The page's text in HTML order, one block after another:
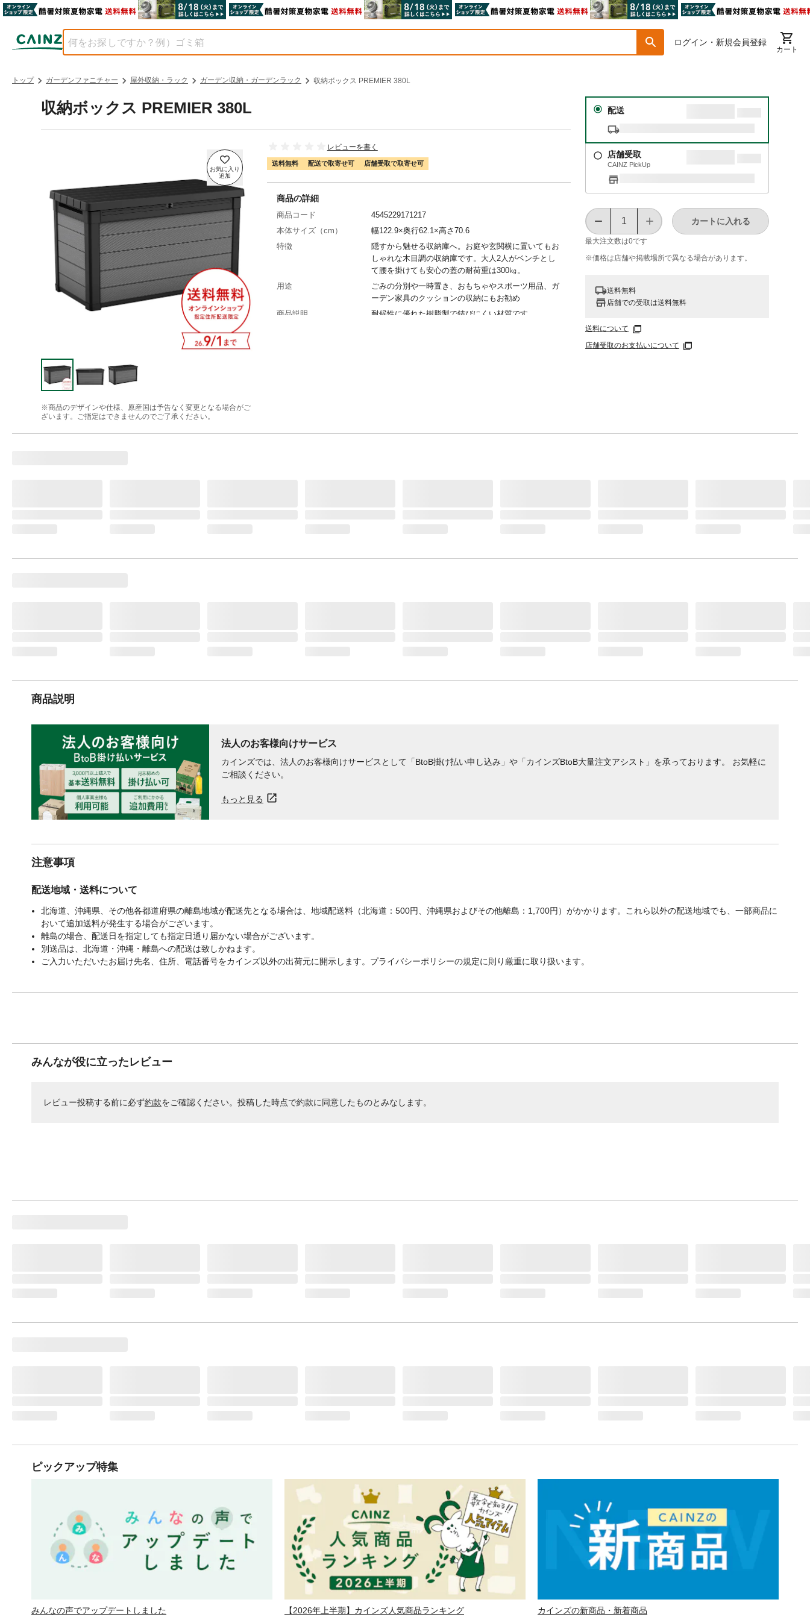
ログイン・新規会員登録
カート
トップ ガーデンファニチャー 屋外収納・ラック ガーデン収納・ガーデンラック 収納ボックス PREMIER 380L
収納ボックス PREMIER 380L
※商品のデザインや仕様、原産国は予告なく変更となる場合がご
ざいます。ご指定はできませんのでご了承ください。
レビューを書く
送料無料 配送で取寄せ可 店舗受取で取寄せ可
配送
店舗受取
CAINZ PickUp
最大注文数は0です
カートに入れる
※価格は​店舗や​掲載場所で​異なる​場合が​あります。
送料無料
店舗での受取は送料無料
送料について
店舗受取のお支払いについて
商品の詳細
商品コード
4545229171217
本体サイズ（cm）
幅122.9×奥行62.1×高さ70.6
特徴
隠すから魅せる収納庫へ。お庭や玄関横に置いてもお
しゃれな木目調の収納庫です。大人2人がベンチとし
て腰を掛けても安心の蓋の耐荷重は300㎏。
用途
ごみの分別や一時置き、おもちゃやスポーツ用品、ガ
ーデン家具のクッションの収納にもお勧め
商品説明
耐候性に優れた樹脂製で錆びにくい材質です。
商品説明
法人のお客様向けサービス
カインズでは、法人のお客様向けサービスとして「BtoB掛け払い申し込み」や「カインズBtoB大量注文アシスト」を承っております。 お気軽に
ご相談ください。
もっと見る
注意事項
配送地域・送料について
北海道、沖縄県、その他各都道府県の離島地域が配送先となる場合は、地域配送料（北海道：500円、沖縄県およびその他離島：1,700円）がかかります。これら以外の配送地域でも、一部商品に
おいて追加送料が発生する場合がございます。
離島の場合、配送日を指定しても指定日通り届かない場合がございます。
別送品は、北海道・沖縄・離島への配送は致しかねます。
ご入力いただいたお届け先名、住所、電話番号をカインズ以外の出荷元に開示します。プライバシーポリシーの規定に則り厳重に取り扱います。
みんなが役に立ったレビュー
レビュー投稿する前に必ず約款をご確認ください。投稿した時点で約款に同意したものとみなします。
ピックアップ特集
みんなの声でアップデートしました 【2026年上半期】カインズ人気商品ランキング カインズの新商品・新着商品